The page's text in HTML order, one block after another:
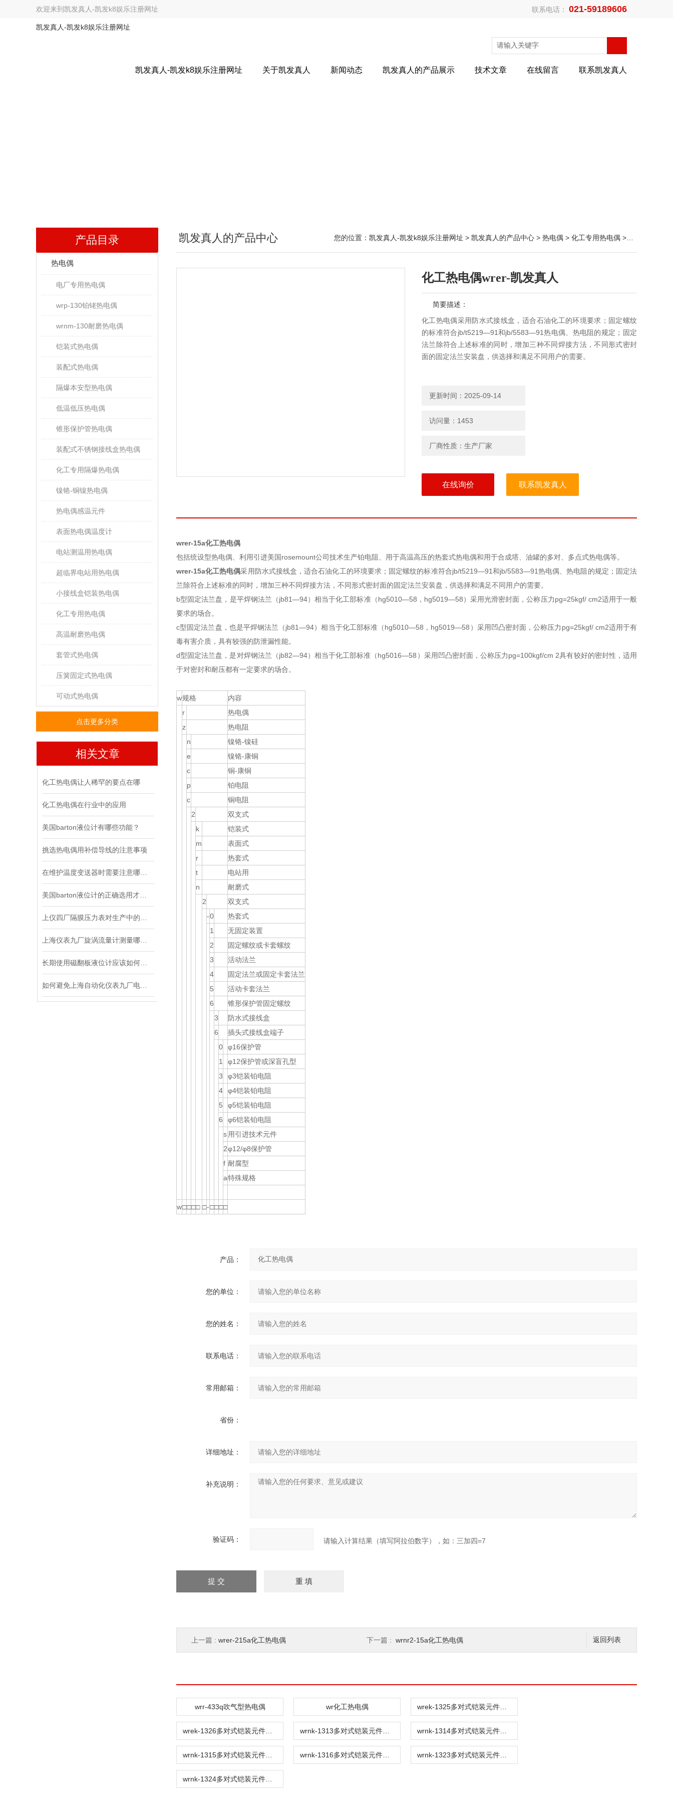
欢迎来到 凯发真人-凯发k8娱乐注册网址 联系电话： 021-59189606
凯发真人-凯发k8娱乐注册网址
凯发真人-凯发k8娱乐注册网址 关于凯发真人 新闻动态 凯发真人的产品展示 技术文章 在线留言 联系凯发真人
产品目录
热电偶
电厂专用热电偶
wrp-130铂铑热电偶
wrnm-130耐磨热电偶
铠装式热电偶
装配式热电偶
隔爆本安型热电偶
低温低压热电偶
锥形保护管热电偶
装配式不锈钢接线盒热电偶
化工专用隔爆热电偶
镍铬-铜镍热电偶
热电偶感温元件
表面热电偶温度计
电站测温用热电偶
超临界电站用热电偶
小接线盒铠装热电偶
化工专用热电偶
高温耐磨热电偶
套管式热电偶
压簧固定式热电偶
可动式热电偶
点击更多分类
相关文章
化工热电偶让人稀罕的要点在哪
化工热电偶在行业中的应用
美国barton液位计有哪些功能？
挑选热电偶用补偿导线的注意事项
凯发真人的产品中心 您的位置： 凯发真人-凯发k8娱乐注册网址 > 凯发真人的产品中心 > 热电偶 > 化工专用热电偶 > wrer-15a化工热电偶
化工热电偶wrer-凯发真人
简要描述：
化工热电偶采用防水式接线盒，适合石油化工的环境要求；固定螺纹
的标准符合jb/t5219—91和jb/5583—91热电偶、热电阻的规定；固定
法兰除符合上述标准的同时，增加三种不同焊接方法，不同形式密封
面的固定法兰安装盘，供选择和满足不同用户的需要。
更新时间：2025-09-14
访问量：1453
厂商性质：生产厂家
在线询价 联系凯发真人
wrer-15a化工热电偶
包括统设型热电偶、利用引进美国rosemount公司技术生产铂电阻、用于高温高压的热套式热电偶和用于合成塔、油罐的多对、多点式热电偶等。
wrer-15a化工热电偶采用防水式接线盒，适合石油化工的环境要求；固定螺纹的标准符合jb/t5219—91和jb/5583—91热电偶、热电阻的规定；固定法
兰除符合上述标准的同时，增加三种不同焊接方法，不同形式密封面的固定法兰安装盘，供选择和满足不同用户的需要。
b型固定法兰盘，是平焊钢法兰（jb81—94）相当于化工部标准（hg5010—58，hg5019—58）采用光滑密封面，公称压力pg=25kgf/ cm2适用于一般
要求的场合。
c型固定法兰盘，也是平焊钢法兰（jb81—94）相当于化工部标准（hg5010—58，hg5019—58）采用凹凸密封面，公称压力pg=25kgf/ cm2适用于有
毒有害介质，具有较强的防泄漏性能。
d型固定法兰盘，是对焊钢法兰（jb82—94）相当于化工部标准（hg5016—58）采用凹凸密封面，公称压力pg=100kgf/cm 2具有较好的密封性，适用
于对密封和耐压都有一定要求的场合。
w规格
内容
r
热电偶
z
热电阻
n
镍铬-镍硅
e
镍铬-康铜
c
铜-康铜
p
铂电阻
c
铜电阻
2
双支式
k
铠装式
m
表面式
r
热套式
t
电站用
n
耐磨式
2
双支式
-0
热套式
1
无固定装置
2
固定螺纹或卡套螺纹
3
活动法兰
4
固定法兰或固定卡套法兰
5
活动卡套法兰
6
锥形保护管固定螺纹
3
防水式接线盒
6
插头式接线盒端子
0
φ16保护管
1
φ12保护管或深盲孔型
3
φ3铠装铂电阻
4
φ4铠装铂电阻
5
φ5铠装铂电阻
6
φ6铠装铂电阻
s 用引进技术元件
2φ12/φ8保护管
f 耐腐型
a特殊规格
w□□□□ □-□□□□
产品：
您的单位：
您的姓名：
联系电话：
常用邮箱：
省份：
详细地址：
补充说明：
验证码： 请输入计算结果（填写阿拉伯数字），如：三加四=7
返回列表
上一篇 : wrer-215a化工热电偶 下一篇 : wrnr2-15a化工热电偶
wrr-433q吹气型热电偶 wr化工热电偶